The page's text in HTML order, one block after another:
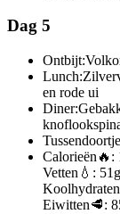
Dag 5
Ontbijt:
Lunch:
en rode ui
Diner:
Calorieën 🔥:
Vetten 💧: 51g
Koolhydraten
Eiwitten🥩: